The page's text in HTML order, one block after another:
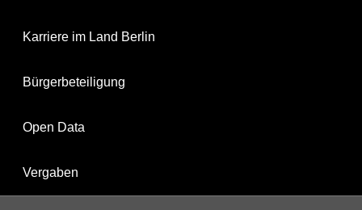
Karriere im Land Berlin
Bürgerbeteiligung
Open Data
Vergaben